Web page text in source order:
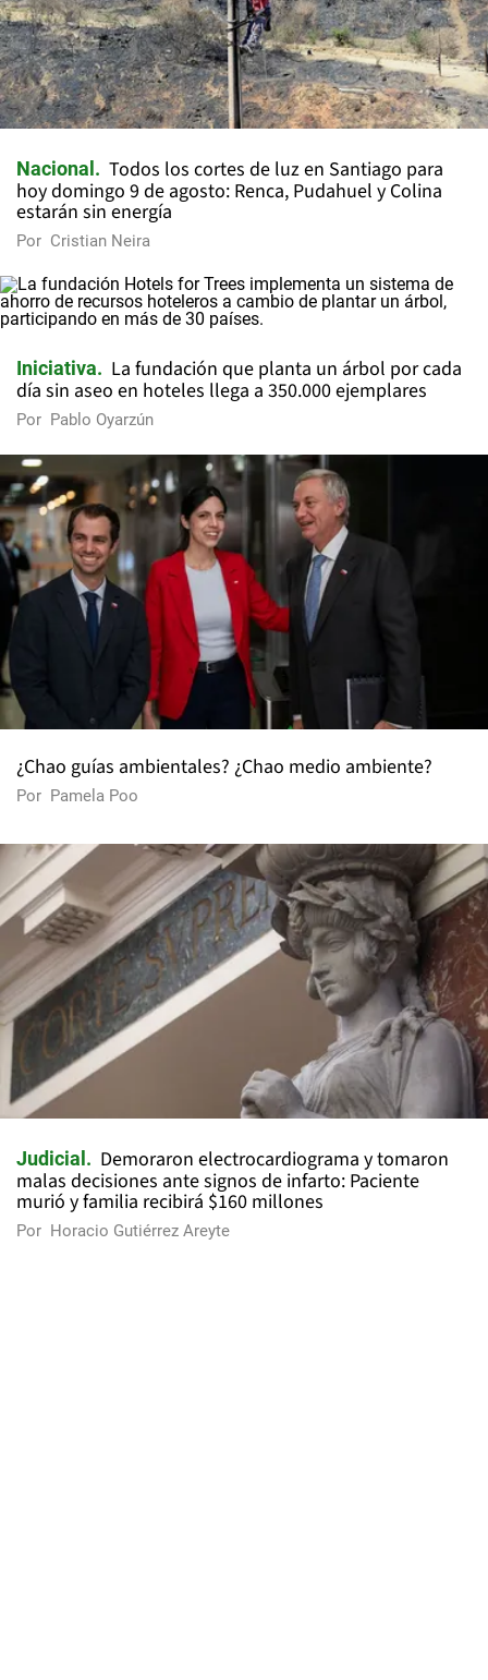
Nacional
Todos los cortes de luz en Santiago para
hoy domingo 9 de agosto: Renca, Pudahuel y Colina
estarán sin energía
Por Cristian Neira
Iniciativa
La fundación que planta un árbol por cada
día sin aseo en hoteles llega a 350.000 ejemplares
Por Pablo Oyarzún
¿Chao guías ambientales? ¿Chao medio ambiente?
Por Pamela Poo
Judicial
Demoraron electrocardiograma y tomaron
malas decisiones ante signos de infarto: Paciente
murió y familia recibirá $160 millones
Por Horacio Gutiérrez Areyte